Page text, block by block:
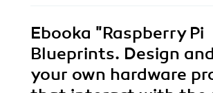
Ebooka "Raspberry Pi
Blueprints. Design
your own hardware